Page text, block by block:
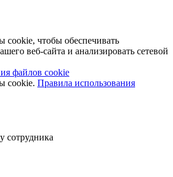
чтобы обеспечивать
веб-сайта и анализировать сетевой
файлов cookie
cookie. Правила использования
сотрудника